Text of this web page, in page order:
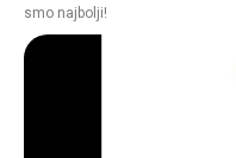
smo najbolji!